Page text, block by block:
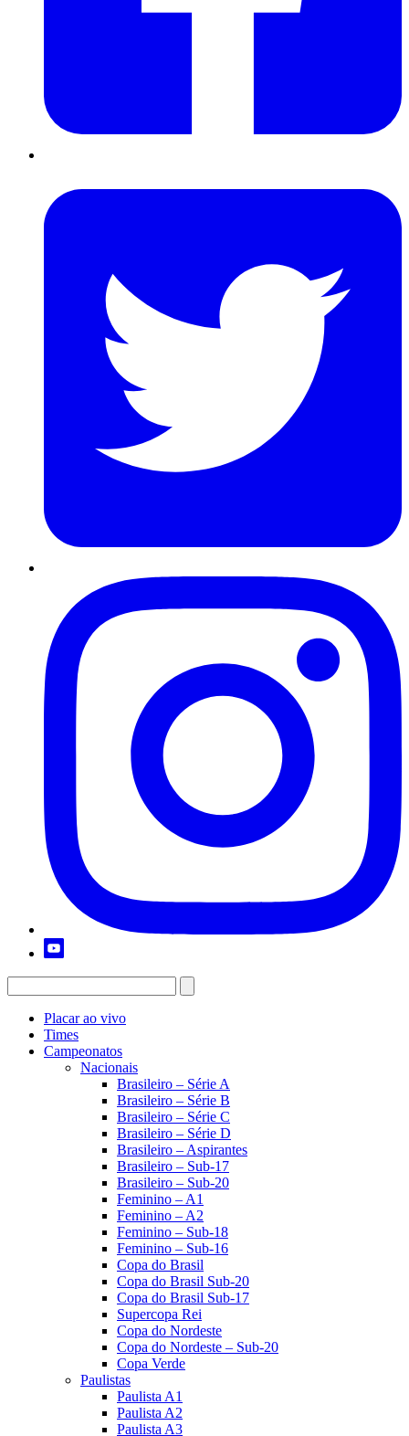
Placar ao vivo
Times
Campeonatos
Nacionais
Brasileiro – Série A
Brasileiro – Série B
Brasileiro – Série C
Brasileiro – Série D
Brasileiro – Aspirantes
Brasileiro – Sub-17
Brasileiro – Sub-20
Feminino – A1
Feminino – A2
Feminino – Sub-18
Feminino – Sub-16
Copa do Brasil
Copa do Brasil Sub-20
Copa do Brasil Sub-17
Supercopa Rei
Copa do Nordeste
Copa do Nordeste – Sub-20
Copa Verde
Paulistas
Paulista A1
Paulista A2
Paulista A3